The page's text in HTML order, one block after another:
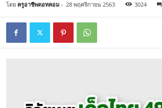
โดย ครูอาชีพดอทคอม- 28 พฤศจิกายน 2563 3024